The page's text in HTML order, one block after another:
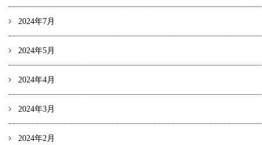
2024年7月
2024年5月
2024年4月
2024年3月
2024年2月